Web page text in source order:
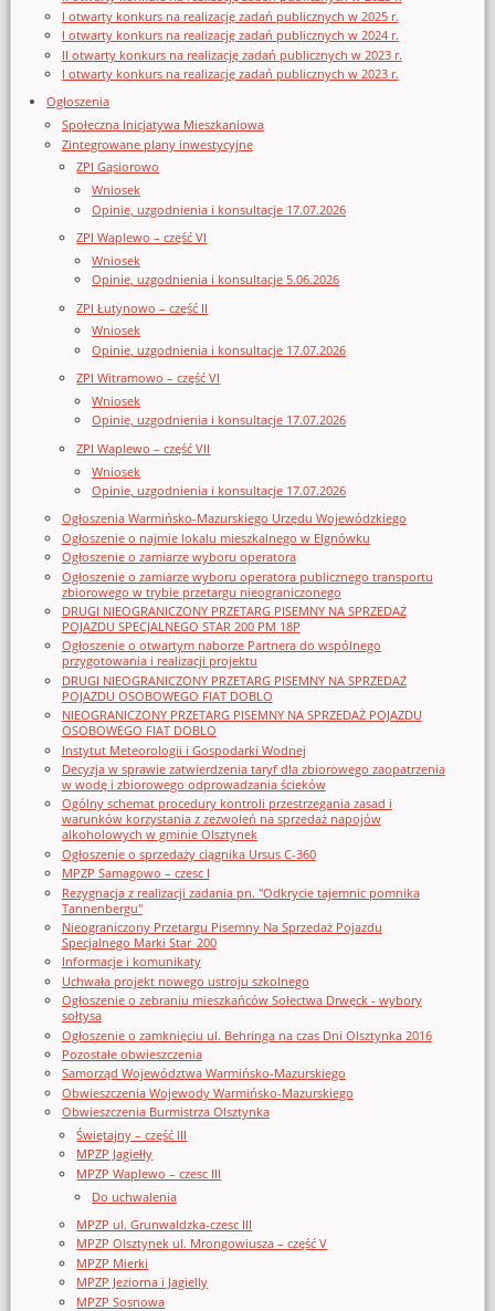
I otwarty konkurs na realizację zadań publicznych w 2025 r.
I otwarty konkurs na realizację zadań publicznych w 2024 r.
II otwarty konkurs na realizację zadań publicznych w 2023 r.
I otwarty konkurs na realizację zadań publicznych w 2023 r.
Ogłoszenia
Społeczna Inicjatywa Mieszkaniowa
Zintegrowane plany inwestycyjne
ZPI Gąsiorowo
Wniosek
Opinie, uzgodnienia i konsultacje 17.07.2026
ZPI Waplewo – część VI
Wniosek
Opinie, uzgodnienia i konsultacje 5.06.2026
ZPI Łutynowo – część II
Wniosek
Opinie, uzgodnienia i konsultacje 17.07.2026
ZPI Witramowo – część VI
Wniosek
Opinie, uzgodnienia i konsultacje 17.07.2026
ZPI Waplewo – część VII
Wniosek
Opinie, uzgodnienia i konsultacje 17.07.2026
Ogłoszenia Warmińsko-Mazurskiego Urzędu Wojewódzkiego
Ogłoszenie o najmie lokalu mieszkalnego w Elgnówku
Ogłoszenie o zamiarze wyboru operatora
Ogłoszenie o zamiarze wyboru operatora publicznego transportu
zbiorowego w trybie przetargu nieograniczonego
DRUGI NIEOGRANICZONY PRZETARG PISEMNY NA SPRZEDAŻ
POJAZDU SPECJALNEGO STAR 200 PM 18P
Ogłoszenie o otwartym naborze Partnera do wspólnego
przygotowania i realizacji projektu
DRUGI NIEOGRANICZONY PRZETARG PISEMNY NA SPRZEDAŻ
POJAZDU OSOBOWEGO FIAT DOBLO
NIEOGRANICZONY PRZETARG PISEMNY NA SPRZEDAŻ POJAZDU
OSOBOWEGO FIAT DOBLO
Instytut Meteorologii i Gospodarki Wodnej
Decyzja w sprawie zatwierdzenia taryf dla zbiorowego zaopatrzenia
w wodę i zbiorowego odprowadzania ścieków
Ogólny schemat procedury kontroli przestrzegania zasad i
warunków korzystania z zezwoleń na sprzedaż napojów
alkoholowych w gminie Olsztynek
Ogłoszenie o sprzedaży ciągnika Ursus C-360
MPZP Samagowo – czesc I
Rezygnacja z realizacji zadania pn. "Odkrycie tajemnic pomnika
Tannenbergu"
Nieograniczony Przetargu Pisemny Na Sprzedaż Pojazdu
Specjalnego Marki Star_200
Informacje i komunikaty
Uchwała projekt nowego ustroju szkolnego
Ogłoszenie o zebraniu mieszkańców Sołectwa Drwęck - wybory
sołtysa
Ogłoszenie o zamknięciu ul. Behringa na czas Dni Olsztynka 2016
Pozostałe obwieszczenia
Samorząd Województwa Warmińsko-Mazurskiego
Obwieszczenia Wojewody Warmińsko-Mazurskiego
Obwieszczenia Burmistrza Olsztynka
Świętajny – część III
MPZP Jagiełły
MPZP Waplewo – czesc III
Do uchwalenia
MPZP ul. Grunwaldzka-czesc III
MPZP Olsztynek ul. Mrongowiusza – część V
MPZP Mierki
MPZP Jeziorna i Jagielly
MPZP Sosnowa